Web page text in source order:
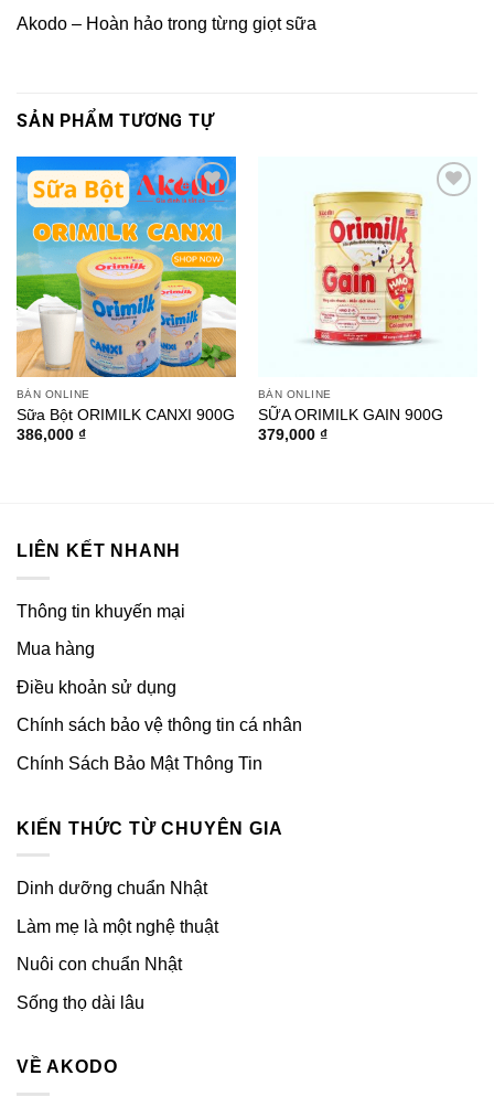
Akodo – Hoàn hảo trong từng giọt sữa
SẢN PHẨM TƯƠNG TỰ
Add to
wishlist
BÁN ONLINE
Sữa Bột ORIMILK CANXI 900G
386,000 ₫
BÁN ONLINE
SỮA ORIMILK GAIN 900G
379,000 ₫
LIÊN KẾT NHANH
Thông tin khuyến mại
Mua hàng
Điều khoản sử dụng
Chính sách bảo vệ thông tin cá nhân
Chính Sách Bảo Mật Thông Tin
KIẾN THỨC TỪ CHUYÊN GIA
Dinh dưỡng chuẩn Nhật
Làm mẹ là một nghệ thuật
Nuôi con chuẩn Nhật
Sống thọ dài lâu
VỀ AKODO